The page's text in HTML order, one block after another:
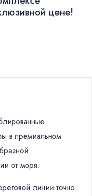
цене!
в премиальном
от моря.
линии точно